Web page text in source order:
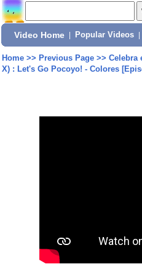
Video Home Popular Videos
Home>> Previous Page>> Celebra
X) : Let's Go Pocoyo! - Colores